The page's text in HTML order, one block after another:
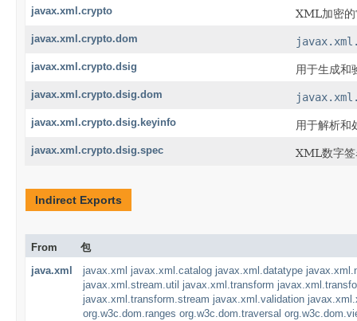
javax.xml.crypto
XML加密的
javax.xml.crypto.dom
javax.xml.crypto.dsig 用于生成和
javax.xml.crypto.dsig.dom
javax.xml.crypto.dsig.keyinfo 用于解析和
javax.xml.crypto.dsig.spec XML数字签
Indirect Exports
From
包
java.xml
javax.xml javax.xml.catalog javax.xml.datatype
javax.xml.stream.util javax.xml.transform
javax.xml.transform.stream javax.xml.validation
org.w3c.dom.ranges org.w3c.dom.traversal